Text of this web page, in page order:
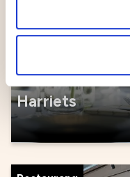
Harriets